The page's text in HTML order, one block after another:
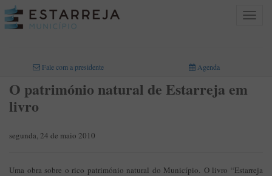
Toggle
Fale com a presidente Agenda
O património natural de Estarreja em
livro
segunda, 24 de maio 2010
Uma obra sobre o rico património natural do Município. O livro “Estarreja